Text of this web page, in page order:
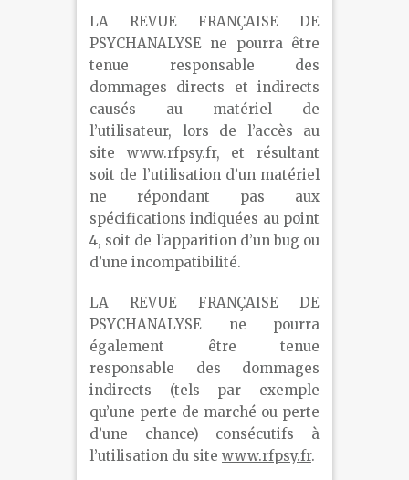
LA REVUE FRANÇAISE DE
PSYCHANALYSE ne pourra être
tenue responsable des
dommages directs et indirects
causés au matériel de
l’utilisateur, lors de l’accès au
site www.rfpsy.fr, et résultant
soit de l’utilisation d’un matériel
ne répondant pas aux
spécifications indiquées au point
4, soit de l’apparition d’un bug ou
d’une incompatibilité.
LA REVUE FRANÇAISE DE
PSYCHANALYSE ne pourra
également être tenue
responsable des dommages
indirects (tels par exemple
qu’une perte de marché ou perte
d’une chance) consécutifs à
l’utilisation du site www.rfpsy.fr.